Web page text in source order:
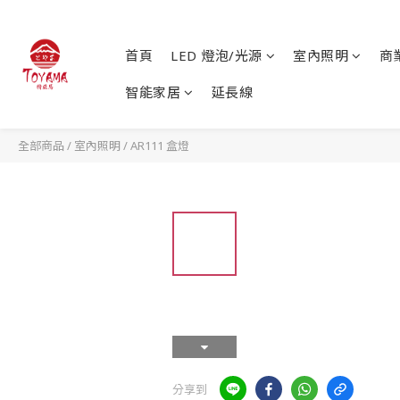
首頁 LED 燈泡/光源 室內照明 商
智能家居 延長線
全部商品 / 室內照明 /AR111 盒燈
分享到